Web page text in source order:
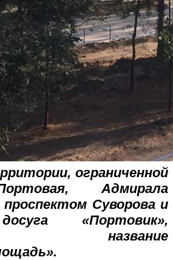
ограниченной
Адмирала
Суворова и
«Портовик»,
название